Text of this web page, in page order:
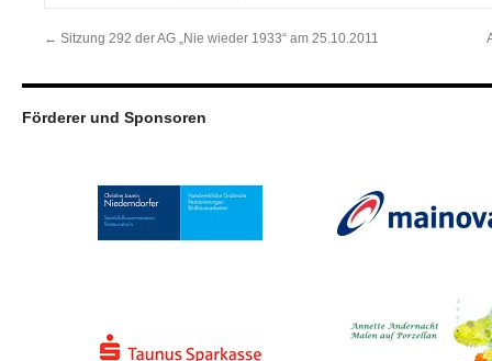
← Sitzung 292 der AG „Nie wieder 1933“ am 25.10.2011
Förderer und Sponsoren